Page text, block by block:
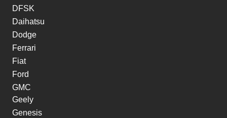
DFSK
Daihatsu
Dodge
Ferrari
Fiat
Ford
GMC
Geely
Genesis